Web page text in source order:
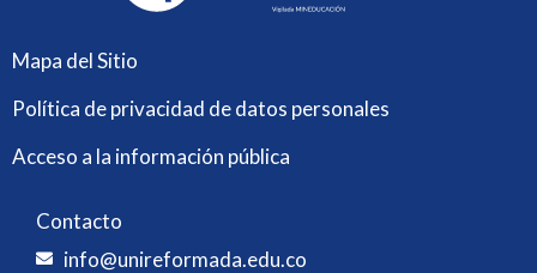
Mapa del Sitio
Política de privacidad de datos personales
Acceso a la información pública
Contacto
info@unireformada.edu.co